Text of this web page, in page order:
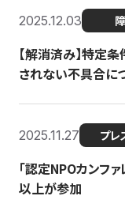
2025.12.03
【解消済み】特定
されない不具合に
2025.11.27 プレ
「認定NPOカンフ
以上が参加